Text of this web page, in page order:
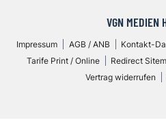
VGN MEDIEN
Impressum AGB / ANB Kontakt-
Tarife Print / Online
Redirect
Vertrag widerrufen